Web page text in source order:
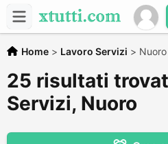
Home > Lavoro Servizi > Nuoro
25 risultati
Servizi, Nuoro